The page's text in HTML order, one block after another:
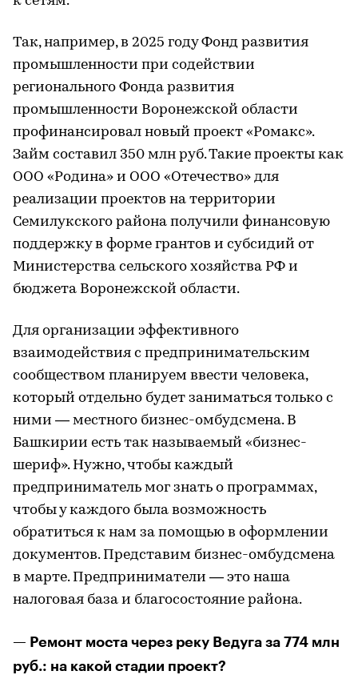
Так, например, в 2025 году Фонд развития
промышленности при содействии
регионального Фонда развития
промышленности Воронежской области
профинансировал новый проект «Ромакс».
Займ составил 350 млн руб. Такие проекты как
ООО «Родина» и ООО «Отечество» для
реализации проектов на территории
Семилукского района получили финансовую
поддержку в форме грантов и субсидий от
Министерства сельского хозяйства РФ и
бюджета Воронежской области.
Для организации эффективного
взаимодействия с предпринимательским
сообществом планируем ввести человека,
который отдельно будет заниматься только с
ними — местного бизнес-омбудсмена. В
Башкирии есть так называемый «бизнес-
шериф». Нужно, чтобы каждый
предприниматель мог знать о программах,
чтобы у каждого была возможность
обратиться к нам за помощью в оформлении
документов. Представим бизнес-омбудсмена
в марте. Предприниматели — это наша
налоговая база и благосостояние района.
— Ремонт моста через реку Ведуга за 774 млн
руб.: на какой стадии проект?